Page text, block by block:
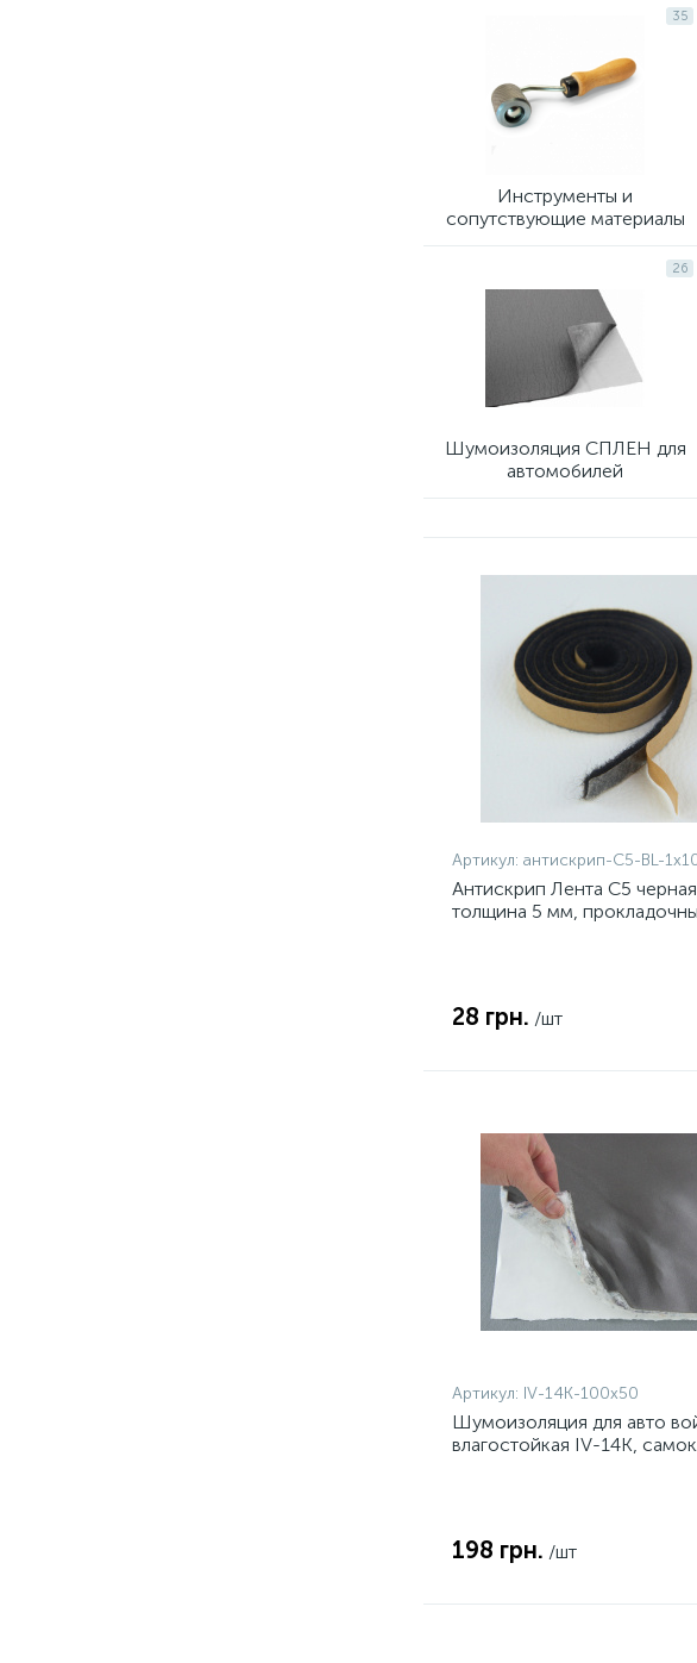
35
Инструменты и
сопутствующие материалы
26
Шумоизоляция СПЛЕН для
автомобилей
Артикул: антискрип-С5-BL-
Антискрип Лента С5
толщина 5 мм,
28 грн. /шт
Артикул: IV-14K-100x50
Шумоизоляция для авто
влагостойкая IV-14К,
198 грн. /шт